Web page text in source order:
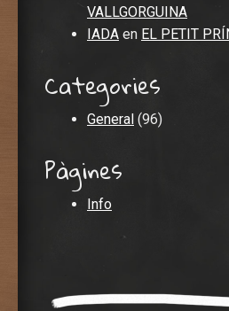
VALLGORGUINA
IADA en EL PETIT
Categories
General (96)
Pàgines
Info